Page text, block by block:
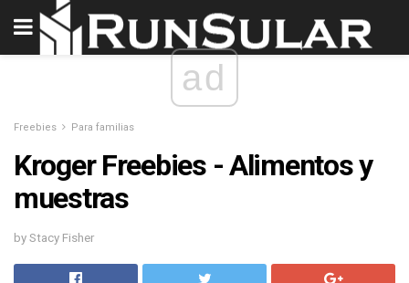
ad
Freebies Para familias
Kroger Freebies - Alimentos y
muestras
by Stacy Fisher